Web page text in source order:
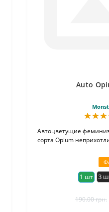
Auto
Автоцветущие
сорта Opium
1 шт 3
190.00 грн.